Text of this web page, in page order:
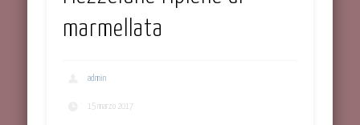
marmellata
admin
15 marzo 2017